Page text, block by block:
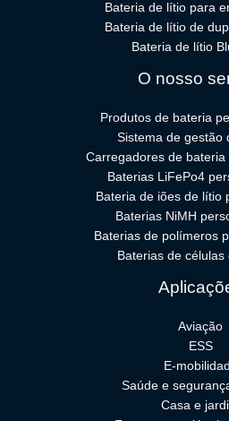
Bateria de lítio para
Bateria de lítio de
Bateria de lítio
O nosso
Produtos de bateria
Sistema de gestão
Carregadores de
Baterias LiFePo4
Bateria de iões de lítio
Baterias NiMH
Baterias de polímeros
Baterias de células
Aviação
ESS
E-
Saúde e
Casa e